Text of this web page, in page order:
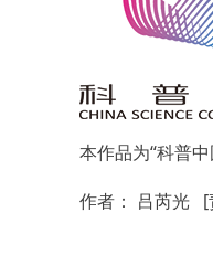
本作品为“科普
作者： 吕芮光 [